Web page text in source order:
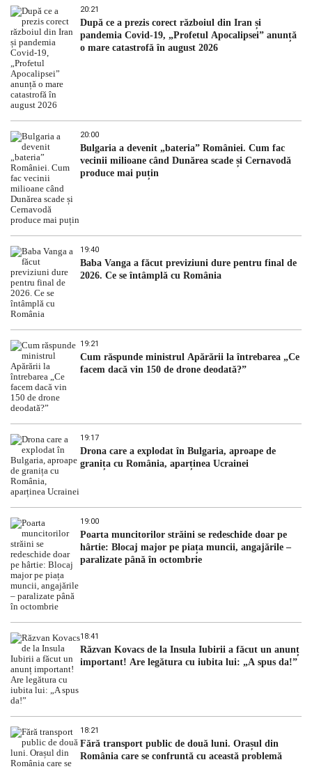
20:21
După ce a prezis corect războiul din Iran și
pandemia Covid-19, „Profetul Apocalipsei” anunță
o mare catastrofă în august 2026
20:00
Bulgaria a devenit „bateria” României. Cum fac
vecinii milioane când Dunărea scade și Cernavodă
produce mai puțin
19:40
Baba Vanga a făcut previziuni dure pentru final de
2026. Ce se întâmplă cu România
19:21
Cum răspunde ministrul Apărării la întrebarea „Ce
facem dacă vin 150 de drone deodată?”
19:17
Drona care a explodat în Bulgaria, aproape de
granița cu România, aparținea Ucrainei
19:00
Poarta muncitorilor străini se redeschide doar pe
hârtie: Blocaj major pe piața muncii, angajările –
paralizate până în octombrie
18:41
Răzvan Kovacs de la Insula Iubirii a făcut un anunț
important! Are legătura cu iubita lui: „A spus da!”
18:21
Fără transport public de două luni. Orașul din
România care se confruntă cu această problemă